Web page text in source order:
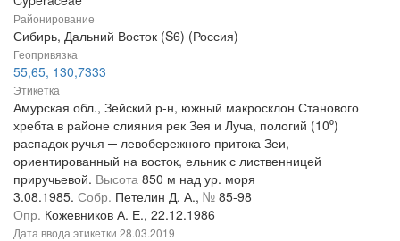
Районирование
Сибирь, Дальний Восток (S6) (Россия)
Геопривязка
55,65, 130,7333
Этикетка
Амурская обл., Зейский р-н, южный макросклон Станового
хребта в районе слияния рек Зея и Луча, пологий (10⁰)
распадок ручья ─ левобережного притока Зеи,
ориентированный на восток, ельник с лиственницей
приручьевой. Высота 850 м над ур. моря
3.08.1985. Собр. Петелин Д. А., № 85-98
Опр. Кожевников А. Е., 22.12.1986
Дата ввода этикетки 28.03.2019